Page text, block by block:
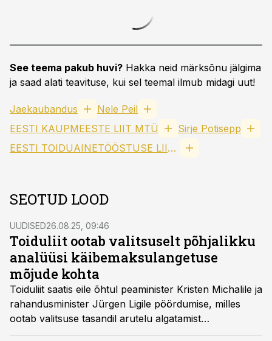
See teema pakub huvi? Hakka neid märksõnu jälgima
ja saad alati teavituse, kui sel teemal ilmub midagi uut!
Jaekaubandus
Nele Peil
EESTI KAUPMEESTE LIIT MTÜ
Sirje Potisepp
EESTI TOIDUAINETÖÖSTUSE LIIT MTÜ
SEOTUD LOOD
UUDISED26.08.25, 09:46
Toiduliit ootab valitsuselt põhjalikku
analüüsi käibemaksulangetuse
mõjude kohta
Toiduliit saatis eile õhtul peaminister Kristen Michalile ja
rahandusminister Jürgen Ligile pöördumise, milles
ootab valitsuse tasandil arutelu algatamist
toidukaupade kiire hinnatõusu pidurdamiseks. Liit peab